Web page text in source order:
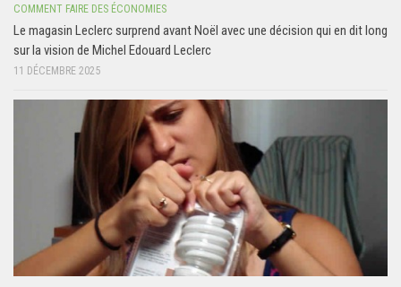
COMMENT FAIRE DES ÉCONOMIES
Le magasin Leclerc surprend avant Noël avec une décision qui en dit long
sur la vision de Michel Edouard Leclerc
11 DÉCEMBRE 2025